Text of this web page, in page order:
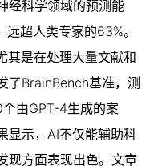
经科学领域的预测能
超人类专家的63%。
其是在处理大量文献和
了BrainBench基准，测
由GPT-4生成的案
显示，AI不仅能辅助科
现方面表现出色。文章